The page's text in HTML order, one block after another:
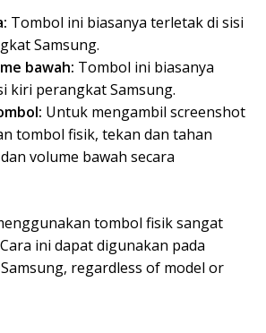
Tombol ini biasanya terletak di sisi
Samsung.
bawah: Tombol ini biasanya
kiri perangkat Samsung.
Untuk mengambil screenshot
tombol fisik, tekan dan tahan
volume bawah secara
tombol fisik sangat
ini dapat digunakan pada
regardless of model or